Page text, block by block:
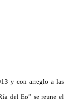
y con arreglo a las
del Eo” se reune el